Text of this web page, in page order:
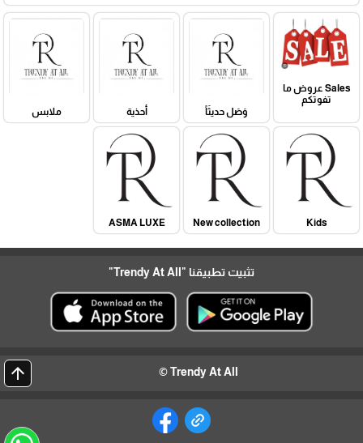
Sales عروض ما
تفوتكم
وَصَل حديثَاً
أحذية ملابس
Kids
New collection
ASMA LUXE
تثبيت تطبيقنا "Trendy At All"
Trendy At All ©
arrow_upward